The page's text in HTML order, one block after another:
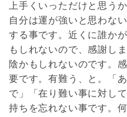
上手くいっただけと思う
自分は運が強いと思わな
する事です。近くに誰か
もしれないので、感謝し
陰かもしれないのです。
要です。有難う、と。「
で」「在り難い事に対し
持ちを忘れない事です。